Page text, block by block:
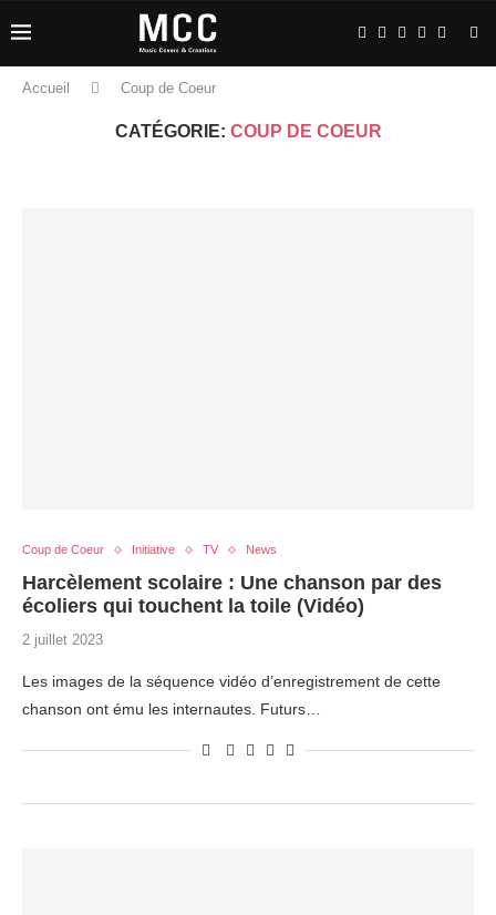
Accueil Coup de Coeur
CATÉGORIE: COUP DE COEUR
Coup de Coeur Initiative TV News
Harcèlement scolaire : Une chanson par des
écoliers qui touchent la toile (Vidéo)
2 juillet 2023
Les images de la séquence vidéo d’enregistrement de cette
chanson ont ému les internautes. Futurs…